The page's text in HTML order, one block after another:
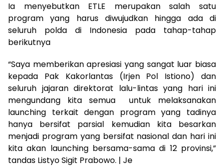
Ia menyebutkan ETLE merupakan salah satu
program yang harus diwujudkan hingga ada di
seluruh polda di Indonesia pada tahap-tahap
berikutnya
“Saya memberikan apresiasi yang sangat luar biasa
kepada Pak Kakorlantas (Irjen Pol Istiono) dan
seluruh jajaran direktorat lalu-lintas yang hari ini
mengundang kita semua untuk melaksanakan
launching terkait dengan program yang tadinya
hanya bersifat parsial kemudian kita besarkan
menjadi program yang bersifat nasional dan hari ini
kita akan launching bersama-sama di 12 provinsi,”
tandas Listyo Sigit Prabowo. | Je